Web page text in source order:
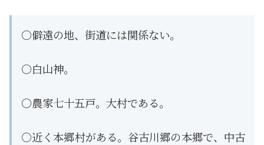
○僻遠の地、街道には関係ない。
○白山神。
○農家七十五戸。大村である。
○近く本郷村がある。谷古川郷の本郷で、中古